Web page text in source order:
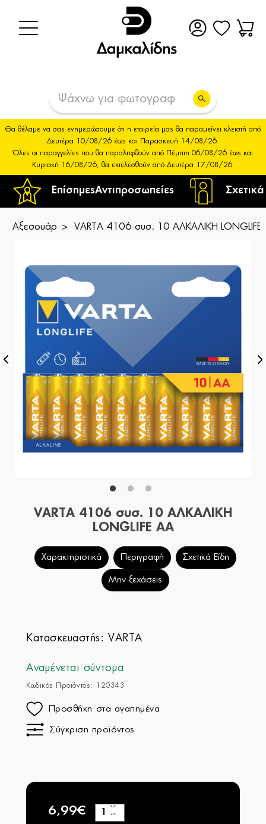
ΕπίσημεςΑντιπροσωπείες
Θα θέλαμε να σας ενημερώσουμε ότι η εταιρεία μας θα παραμείνει κλειστή από
Δευτέρα 10/08/26 έως και Παρασκευή 14/08/26.
Όλες οι παραγγελίες που θα παραληφθούν από Πέμπτη 06/08/26 έως και
Κυριακή 16/08/26, θα εκτελεσθούν από Δευτέρα 17/08/26.
Αξεσουάρ VARTA 4106 συσ. 10 ΑΛΚΑΛΙΚΗ LONGLIFE
VARTA 4106 συσ. 10 ΑΛΚΑΛΙΚΗ
LONGLIFE AA
Χαρακτηριστικά Περιγραφή Σχετικά Είδη
Μην ξεχάσεις
Κατασκευαστής:VARTA
Αναμένεται σύντομα
Κωδικός Προϊόντος: 120343
Προσθήκη στα αγαπημένα
Σύγκριση προϊόντος
6,99€
−
+